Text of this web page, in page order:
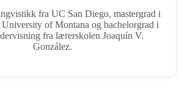
fra UC San Diego, mastergrad i
of Montana og bachelorgrad i
fra lærerskolen Joaquín V.
González.